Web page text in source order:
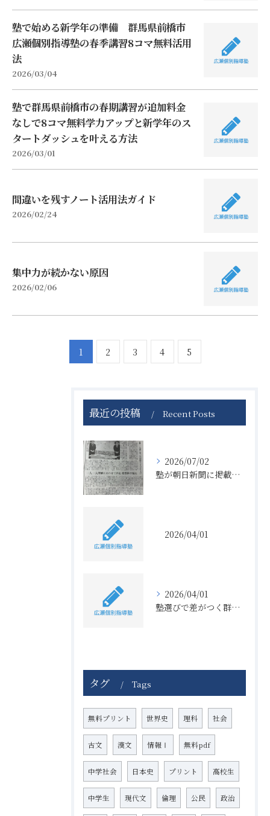
塾で始める新学年の準備 群馬県前橋市
広瀬個別指導塾の春季講習8コマ無料活用
法
2026/03/04
塾で群馬県前橋市の春期講習が追加料金
なしで8コマ無料学力アップと新学年のス
タートダッシュを叶える方法
2026/03/01
間違いを残すノート活用法ガイド
2026/02/24
集中力が続かない原因
2026/02/06
1 2 3 4 5
最近の投稿 Recent Posts
2026/07/02
塾が朝日新聞に掲載された理由とひとり親割で経済的理由を乗り越える方法
2026/04/01
2026/04/01
塾選びで差がつく群馬県前橋市広瀬個別指導塾の少人数教室メリット徹底解説
タグ Tags
無料プリント 世界史 理科 社会
古文 漢文 情報Ⅰ 無料pdf
中学社会 日本史 プリント 高校生
中学生 現代文 倫理 公民 政治